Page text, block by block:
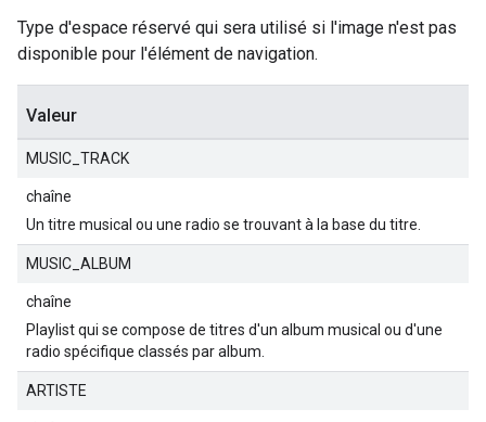
Type d'espace réservé qui sera utilisé si l'image n'est pas
disponible pour l'élément de navigation.
Valeur
MUSIC_TRACK
chaîne
Un titre musical ou une radio se trouvant à la base du titre.
MUSIC_ALBUM
chaîne
Playlist qui se compose de titres d'un album musical ou d'une
radio spécifique classés par album.
ARTISTE